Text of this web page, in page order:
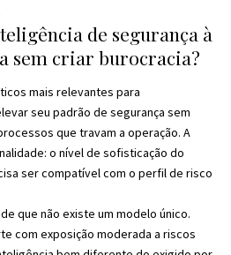
de segurança à
sem criar burocracia?
mais relevantes para
seu padrão de segurança sem
que travam a operação. A
o nível de sofisticação do
ser compatível com o perfil de risco
que não existe um modelo único.
com exposição moderada a riscos